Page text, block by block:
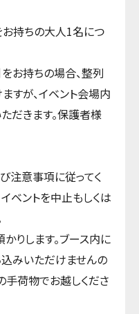
お持ちの大人1名につ
お持ちの場合、整列
すが、イベント会場内
だきます。保護者様
注意事項に従ってく
ベントを中止もしくは
りします。ブース内に
込みいただけませんの
手荷物でお越しくださ